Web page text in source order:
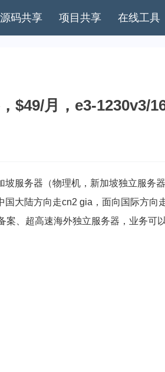
源码共享 项目共享 在线工具
$49/月，e3-1230v3/
服务器（物理机，新加坡独立服务
大陆方向走cn2 gia，面向国际方向
、超高速海外独立服务器，业务可